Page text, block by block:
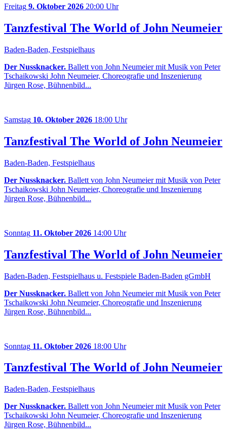
Freitag 9. Oktober 2026 20:00 Uhr
Tanzfestival The World of John Neumeier
Baden-Baden, Festspielhaus
Der Nussknacker. Ballett von John Neumeier mit Musik von Peter
Tschaikowski John Neumeier, Choreografie und Inszenierung
Jürgen Rose, Bühnenbild...
Samstag 10. Oktober 2026 18:00 Uhr
Tanzfestival The World of John Neumeier
Baden-Baden, Festspielhaus
Der Nussknacker. Ballett von John Neumeier mit Musik von Peter
Tschaikowski John Neumeier, Choreografie und Inszenierung
Jürgen Rose, Bühnenbild...
Sonntag 11. Oktober 2026 14:00 Uhr
Tanzfestival The World of John Neumeier
Baden-Baden, Festspielhaus u. Festspiele Baden-Baden gGmbH
Der Nussknacker. Ballett von John Neumeier mit Musik von Peter
Tschaikowski John Neumeier, Choreografie und Inszenierung
Jürgen Rose, Bühnenbild...
Sonntag 11. Oktober 2026 18:00 Uhr
Tanzfestival The World of John Neumeier
Baden-Baden, Festspielhaus
Der Nussknacker. Ballett von John Neumeier mit Musik von Peter
Tschaikowski John Neumeier, Choreografie und Inszenierung
Jürgen Rose, Bühnenbild...